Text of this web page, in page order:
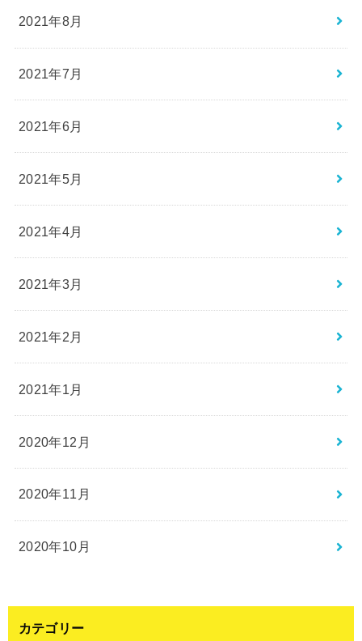
2021年8月
2021年7月
2021年6月
2021年5月
2021年4月
2021年3月
2021年2月
2021年1月
2020年12月
2020年11月
2020年10月
カテゴリー